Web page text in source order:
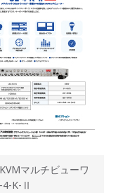
マルチビューワ
K-Ⅱ